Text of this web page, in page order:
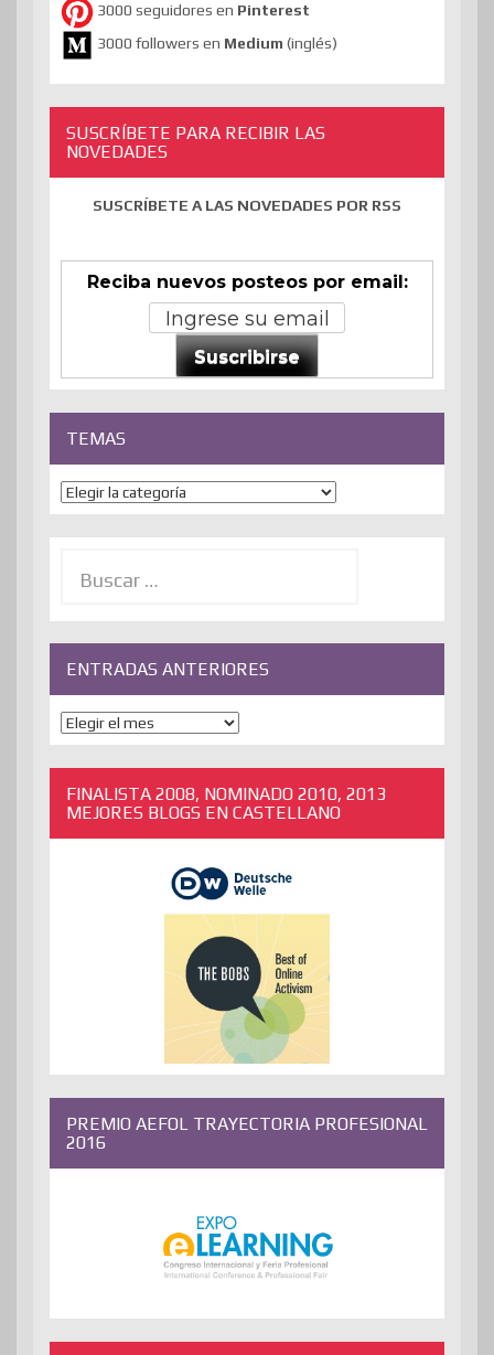
3000 seguidores en Pinterest
3000 followers en Medium (inglés)
SUSCRÍBETE PARA RECIBIR LAS
NOVEDADES
SUSCRÍBETE A LAS NOVEDADES POR RSS
Reciba nuevos posteos por email:
Suscribirse
TEMAS
Temas
ENTRADAS ANTERIORES
ENTRADAS
ANTERIORES
FINALISTA 2008, NOMINADO 2010, 2013
MEJORES BLOGS EN CASTELLANO
PREMIO AEFOL TRAYECTORIA PROFESIONAL
2016